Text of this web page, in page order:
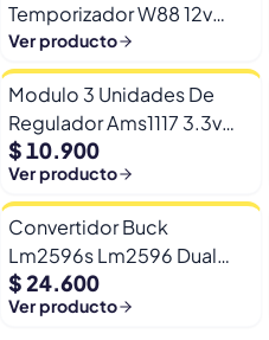
Temporizador W88 12v
Automatico Frio Calor
Ver producto
Modulo 3 Unidades De
Regulador Ams1117 3.3v
Yp-8 Con Pines
$ 10.900
Ver producto
Convertidor Buck
Lm2596s Lm2596 Dual
Usb 9-36v A 5v Dc Jack
$ 24.600
Ver producto